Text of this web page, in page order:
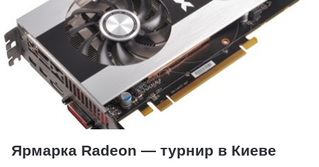
Ярмарка Radeon — турнир в Киеве